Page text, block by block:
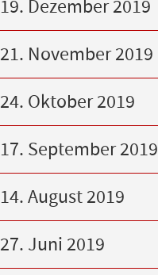
19. Dezember 2019
21. November 2019
24. Oktober 2019
17. September 2019
14. August 2019
27. Juni 2019